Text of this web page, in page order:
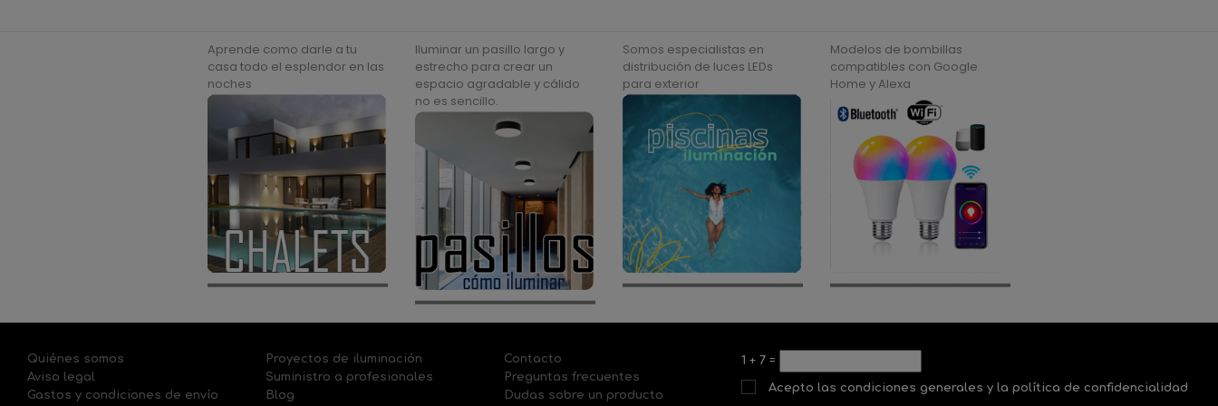
Aprende como darle a tu
casa todo el esplendor en las
noches
Iluminar un pasillo largo y
estrecho para crear un
espacio agradable y cálido
no es sencillo.
Somos especialistas en
distribución de luces LEDs
para exterior
Modelos de bombillas
compatibles con Google
Home y Alexa
Quiénes somos
Aviso legal
Gastos y condiciones de envío
Proyectos de iluminación
Suministro a profesionales
Blog
Contacto
Preguntas frecuentes
Dudas sobre un producto
1 + 7 =
Acepto las condiciones generales y la política de confidencialidad